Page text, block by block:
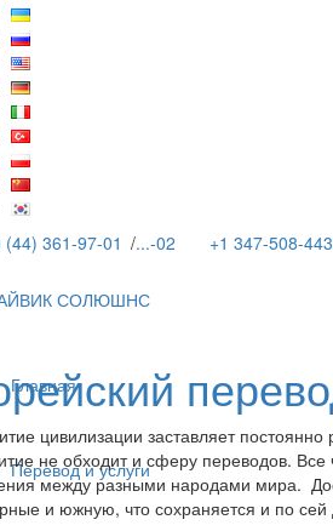
(44) 361-97-01 /...-02 +1 347-508-
Главная
Перевод и услуги
цивилизации заставляет
не обходит и сферу переводов.
между разными народами мира.
и южную, что сохраняется и по сей